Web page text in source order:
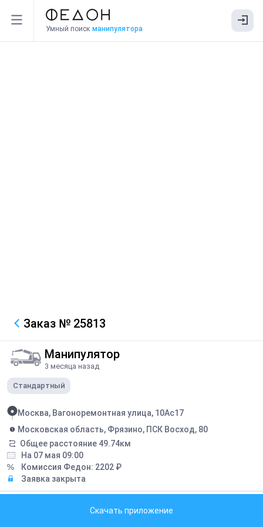
Умный поиск манипулятора
Заказ № 25813
Манипулятор
3 месяца назад
Стандартный
Москва, Вагоноремонтная улица, 10Ас17
Московская область, Фрязино, ПСК Восход, 80
Общее расстояние 49.74км
На 07 мая 09:00
Комиссия Федон: 2202 ₽
Заявка закрыта
Скачать приложение